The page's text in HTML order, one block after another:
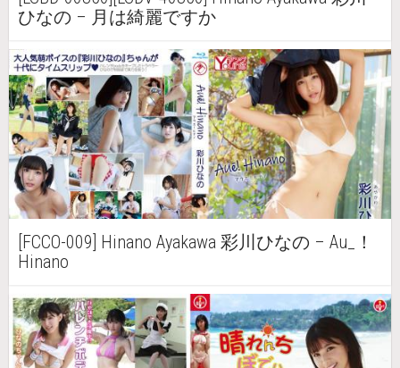
ひなの – 月は綺麗ですか
[FCCO-009] Hinano Ayakawa 彩川ひなの – Au_！
Hinano